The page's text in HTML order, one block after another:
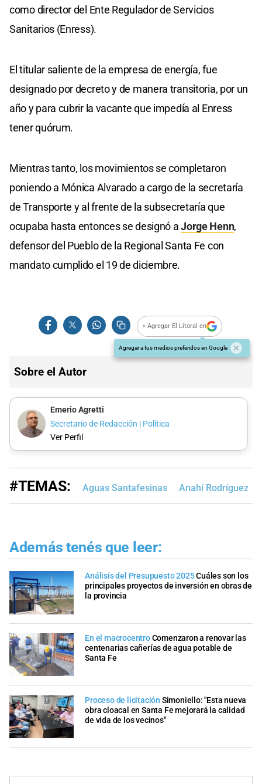
como director del Ente Regulador de Servicios
Sanitarios (Enress).
El titular saliente de la empresa de energía, fue
designado por decreto y de manera transitoria, por un
año y para cubrir la vacante que impedía al Enress
tener quórum.
Mientras tanto, los movimientos se completaron
poniendo a Mónica Alvarado a cargo de la secretaría
de Transporte y al frente de la subsecretaría que
ocupaba hasta entonces se designó aJorge Henn,
defensor del Pueblo de la Regional Santa Fe con
mandato cumplido el 19 de diciembre.
+ Agregar El Litoral en
Agregar a tus medios preferidos en Google
Sobre el Autor
Emerio Agretti
Secretario de Redacción | Política
Ver Perfil
#TEMAS: Aguas Santafesinas Anahí Rodríguez
Además tenés que leer:
Análisis del Presupuesto 2025Cuáles son los
principales proyectos de inversión en obras de
la provincia
En el macrocentroComenzaron a renovar las
centenarias cañerías de agua potable de
Santa Fe
Proceso de licitación Simoniello: "Esta nueva
obra cloacal en Santa Fe mejorará la calidad
de vida de los vecinos"